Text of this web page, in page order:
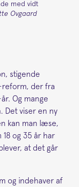
med vidt
Ovgaard
stigende
reform, der fra
Og mange
Det viser en ny
kan man læse,
og 35 år har
at det går
og indehaver af